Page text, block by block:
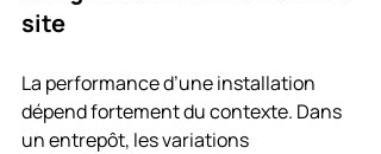
site
La performance d’une installation
dépend fortement du contexte. Dans
un entrepôt, les variations